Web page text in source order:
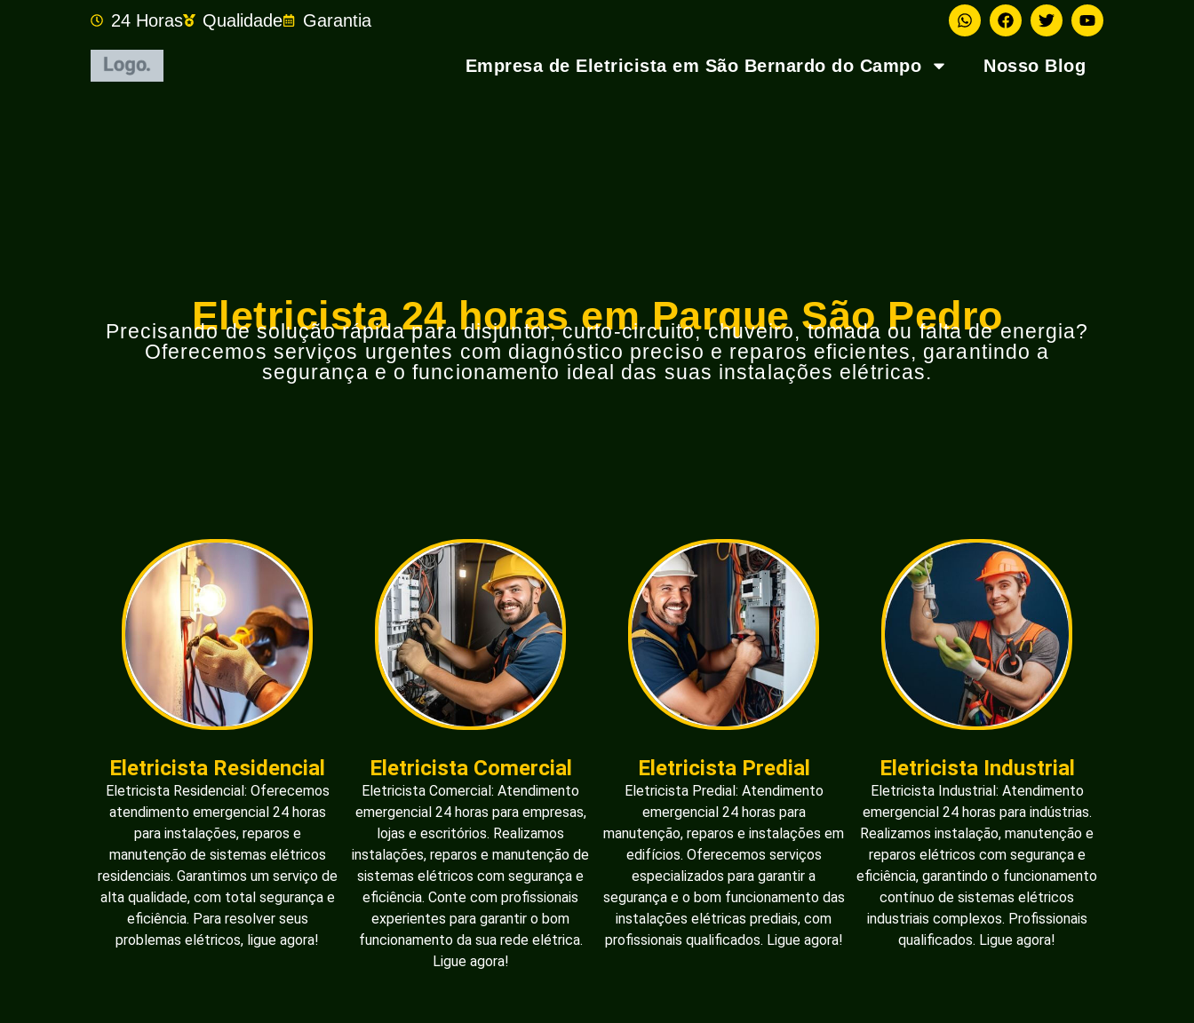
24 Horas Qualidade Garantia
Empresa de Eletricista em São Bernardo do Campo Nosso Blog
Eletricista 24 horas em Parque São Pedro
Precisando de solução rápida para disjuntor, curto-circuito, chuveiro, tomada ou falta de energia?
Oferecemos serviços urgentes com diagnóstico preciso e reparos eficientes, garantindo a
segurança e o funcionamento ideal das suas instalações elétricas.
Eletricista Residencial
Eletricista Residencial: Oferecemos
atendimento emergencial 24 horas
para instalações, reparos e
manutenção de sistemas elétricos
residenciais. Garantimos um serviço de
alta qualidade, com total segurança e
eficiência. Para resolver seus
problemas elétricos, ligue agora!
Eletricista Comercial
Eletricista Comercial: Atendimento
emergencial 24 horas para empresas,
lojas e escritórios. Realizamos
instalações, reparos e manutenção de
sistemas elétricos com segurança e
eficiência. Conte com profissionais
experientes para garantir o bom
funcionamento da sua rede elétrica.
Ligue agora!
Eletricista Predial
Eletricista Predial: Atendimento
emergencial 24 horas para
manutenção, reparos e instalações em
edifícios. Oferecemos serviços
especializados para garantir a
segurança e o bom funcionamento das
instalações elétricas prediais, com
profissionais qualificados. Ligue agora!
Eletricista Industrial
Eletricista Industrial: Atendimento
emergencial 24 horas para indústrias.
Realizamos instalação, manutenção e
reparos elétricos com segurança e
eficiência, garantindo o funcionamento
contínuo de sistemas elétricos
industriais complexos. Profissionais
qualificados. Ligue agora!